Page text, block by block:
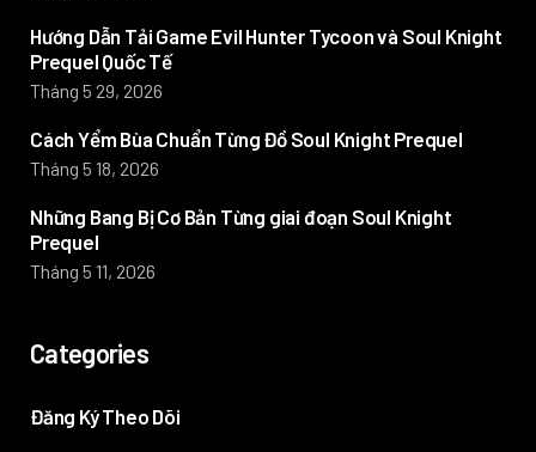
Hướng Dẫn Tải Game Evil Hunter Tycoon và Soul Knight
Prequel Quốc Tế
Tháng 5 29, 2026
Cách Yểm Bùa Chuẩn Từng Đồ Soul Knight Prequel
Tháng 5 18, 2026
Những Bang Bị Cơ Bản Từng giai đoạn Soul Knight
Prequel
Tháng 5 11, 2026
Categories
Đăng Ký Theo Dõi